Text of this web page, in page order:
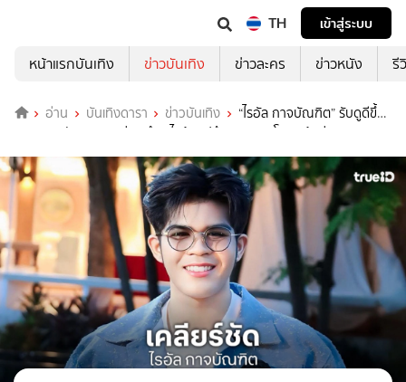
TH
เข้าสู่ระบบ
หน้าแรกบันเทิง
ข่าวบันเทิง ข่าวละคร ข่าวหนัง รี
อ่าน บันเทิงดารา ข่าวบันเทิง
“ไรอัล กาจบัณฑิต” รับดูดีขึ้น
เพราะดูแลตัวเอง เผยก่อนทำอะไรต้องปรึกษาหมอดูโหงวเฮ้งก่อน